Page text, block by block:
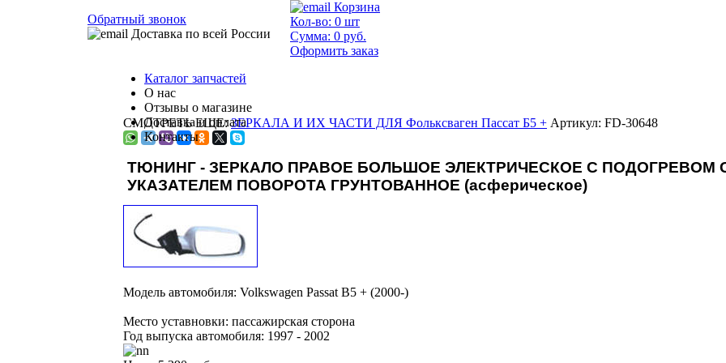
СМОТРЕТЬ ЕЩЕ:ЗЕРКАЛА И ИХ ЧАСТИ ДЛЯ Фольксваген Пассат Б5 + Артикул: FD-30648
ТЮНИНГ - ЗЕРКАЛО ПРАВОЕ БОЛЬШОЕ ЭЛЕКТРИЧЕСКОЕ С ПОДОГРЕВОМ
УКАЗАТЕЛЕМ ПОВОРОТА ГРУНТОВАННОЕ (асферическое)
Модель автомобиля: Volkswagen Passat B5 + (2000-)
Место уставновки: пассажирская сторона
Год выпуска автомобиля: 1997 - 2002
Обратный звонок
Доставка по всей России
Корзина
Кол-во: 0 шт
Сумма: 0 руб.
Оформить заказ
Каталог запчастей
О нас
Отзывы о магазине
Доставка и оплата
Контакты